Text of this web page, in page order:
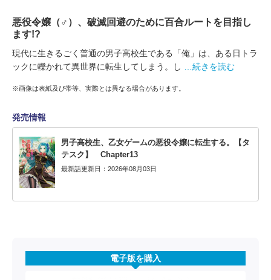
悪役令嬢（♂）、破滅回避のために百合ルートを目指し
ます!?
現代に生きるごく普通の男子高校生である「俺」は、ある日トラ
ックに轢かれて異世界に転生してしまう。し
…続きを読む
※画像は表紙及び帯等、実際とは異なる場合があります。
発売情報
男子高校生、乙女ゲームの悪役令嬢に転生する。【タ
テスク】 Chapter13
最新話更新日：2026年08月03日
電子版を購入